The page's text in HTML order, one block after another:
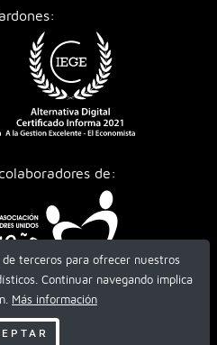
terceros para ofrecer nuestros
Continuar navegando implica
Más información
de: